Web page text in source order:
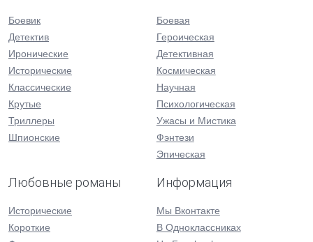
Боевик
Детектив
Иронические
Исторические
Классические
Крутые
Триллеры
Шпионские
Боевая
Героическая
Детективная
Космическая
Научная
Психологическая
Ужасы и Мистика
Фэнтези
Эпическая
Любовные романы
Исторические
Короткие
Информация
Мы Вконтакте
В Одноклассниках